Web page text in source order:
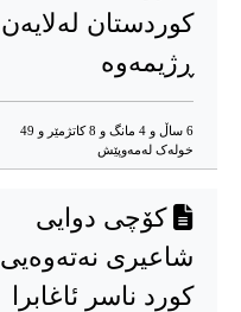
کوردستان لەلایەن
ڕژیمەوە
6 ساڵ و 4 مانگ و 8 کاتژمێر و 49
خوله‌ک له‌مه‌وپێش‌
کۆچی دوایی
شاعیری نەتەوەیی
کورد ناسر ئاغابرا